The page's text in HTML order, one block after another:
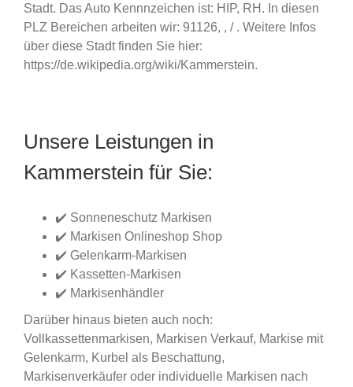
Stadt. Das Auto Kennnzeichen ist: HIP, RH. In diesen
PLZ Bereichen arbeiten wir: 91126, , / . Weitere Infos
über diese Stadt finden Sie hier:
https://de.wikipedia.org/wiki/Kammerstein.
Unsere Leistungen in
Kammerstein für Sie:
✔️ Sonneneschutz Markisen
✔️ Markisen Onlineshop Shop
✔️ Gelenkarm-Markisen
✔️ Kassetten-Markisen
✔️ Markisenhändler
Darüber hinaus bieten auch noch:
Vollkassettenmarkisen, Markisen Verkauf, Markise mit
Gelenkarm, Kurbel als Beschattung,
Markisenverkäufer oder individuelle Markisen nach